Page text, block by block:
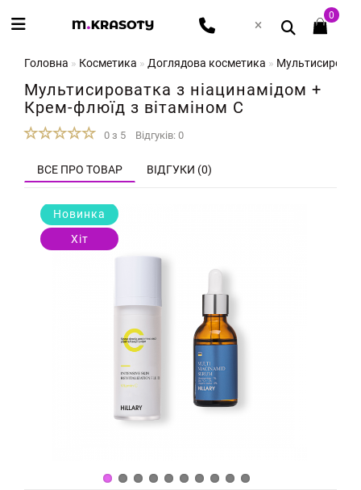
0
Головна Косметика Доглядова косметика
Мультисироватка з ніацинамідом +
Крем-флюїд з вітаміном C
0 з 5 Відгуків: 0
ВСЕ ПРО ТОВАР ВІДГУКИ (0)
Новинка
Хіт